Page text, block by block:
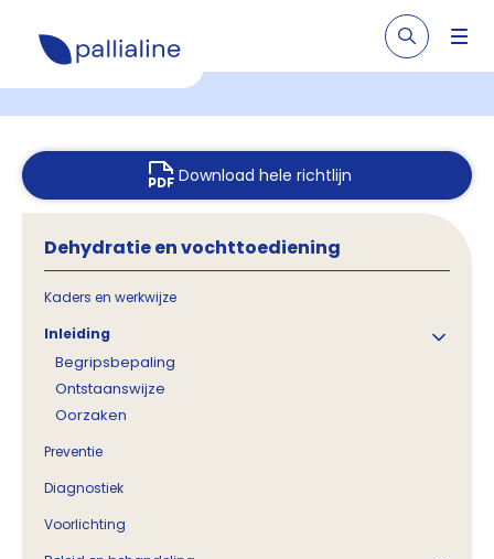
Download hele richtlijn
Dehydratie en vochttoediening
Kaders en werkwijze
Inleiding
Begripsbepaling
Ontstaanswijze
Oorzaken
Preventie
Diagnostiek
Voorlichting